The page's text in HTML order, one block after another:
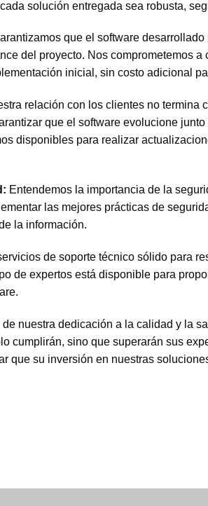
solución entregada sea robusta,
que el software
del proyecto. Nos comprometemos
inicial, sin costo adicional
relación con los clientes no termina
que el software evolucione
disponibles para realizar
Entendemos la importancia de la
las mejores prácticas de
la información.
de soporte técnico sólido para
de expertos está disponible para
nuestra dedicación a la calidad y la
cumplirán, sino que superarán sus
que su inversión en nuestras